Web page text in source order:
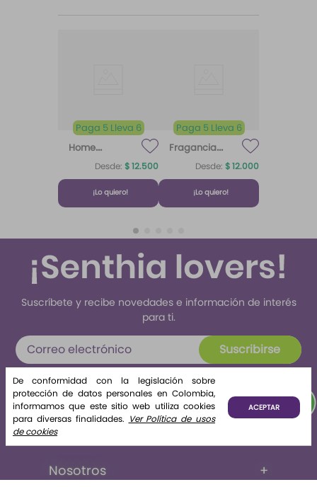
Paga 5 Lleva 6
Home
Fragrance
AlgodónHome
Algodón 220
ml Etq.
Desde: $12.500
¡Lo quiero!
Paga 5 Lleva 6
Fragancia
para difusor
Brisa deDesde: $12.000
¡Lo quiero!
Suscríbete y recibe novedades e información de interés
para ti.
Suscribirse
Al enviar tus datos declaras haber leído y aceptado el
tratamiento de datos personales
Nosotros
+
De conformidad con la legislación sobre
protección de datos personales en Colombia,
informamos que este sitio web utiliza cookies
para diversas finalidades. Ver Política de usos
de cookies
ACEPTAR